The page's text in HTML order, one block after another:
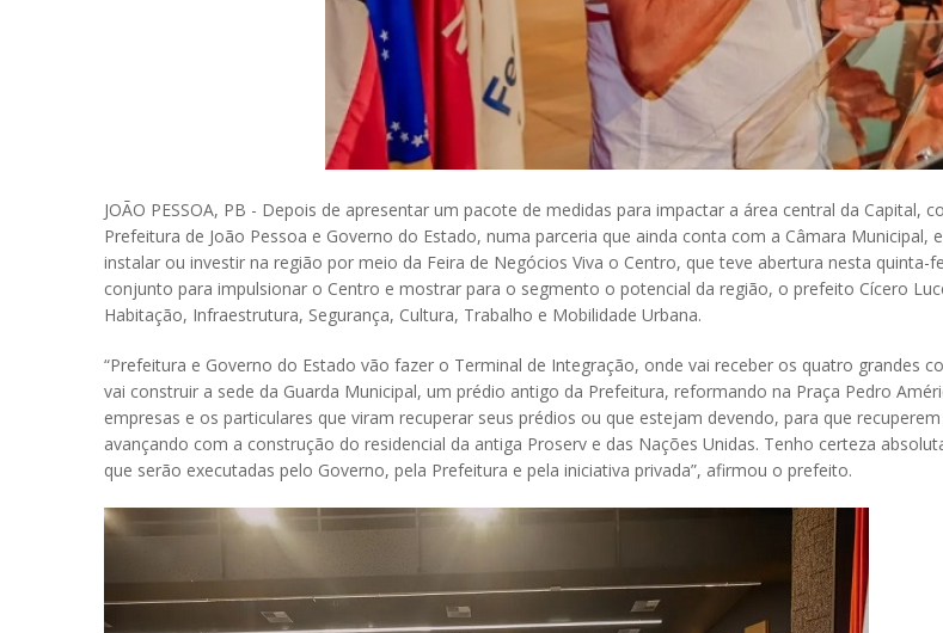
JOÃO PESSOA, PB - Depois de apresentar um pacote de medidas para impactar a área central da
Prefeitura de João Pessoa e Governo do Estado, numa parceria que ainda conta com a Câmara
instalar ou investir na região por meio da Feira de Negócios Viva o Centro, que teve abertura nesta
conjunto para impulsionar o Centro e mostrar para o segmento o potencial da região, o prefeito Cícero
Habitação, Infraestrutura, Segurança, Cultura, Trabalho e Mobilidade Urbana.
“Prefeitura e Governo do Estado vão fazer o Terminal de Integração, onde vai receber os quatro grandes
vai construir a sede da Guarda Municipal, um prédio antigo da Prefeitura, reformando na Praça Pedro
empresas e os particulares que viram recuperar seus prédios ou que estejam devendo, para que
avançando com a construção do residencial da antiga Proserv e das Nações Unidas. Tenho certeza
que serão executadas pelo Governo, pela Prefeitura e pela iniciativa privada”, afirmou o prefeito.